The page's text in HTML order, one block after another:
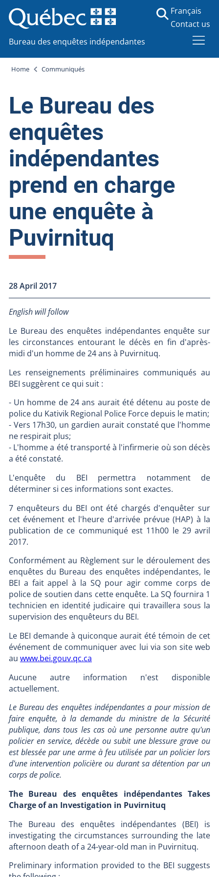
Bureau des enquêtes indépendantes
Français
Contact us
Home Communiqués
Le Bureau des
enquêtes
indépendantes
prend en charge
une enquête à
Puvirnituq
28 April 2017
English will follow
Le Bureau des enquêtes indépendantes enquête sur
les circonstances entourant le décès en fin d'après-
midi d'un homme de 24 ans à Puvirnituq.
Les renseignements préliminaires communiqués au
BEI suggèrent ce qui suit :
- Un homme de 24 ans aurait été détenu au poste de
police du Kativik Regional Police Force depuis le matin;
- Vers 17h30, un gardien aurait constaté que l'homme
ne respirait plus;
- L'homme a été transporté à l'infirmerie où son décès
a été constaté.
L'enquête du BEI permettra notamment de
déterminer si ces informations sont exactes.
7 enquêteurs du BEI ont été chargés d'enquêter sur
cet événement et l'heure d'arrivée prévue (HAP) à la
publication de ce communiqué est 11h00 le 29 avril
2017.
Conformément au Règlement sur le déroulement des
enquêtes du Bureau des enquêtes indépendantes, le
BEI a fait appel à la SQ pour agir comme corps de
police de soutien dans cette enquête. La SQ fournira 1
technicien en identité judicaire qui travaillera sous la
supervision des enquêteurs du BEI.
Le BEI demande à quiconque aurait été témoin de cet
événement de communiquer avec lui via son site web
au www.bei.gouv.qc.ca
Aucune autre information n'est disponible
actuellement.
Le Bureau des enquêtes indépendantes a pour mission de
faire enquête, à la demande du ministre de la Sécurité
publique, dans tous les cas où une personne autre qu'un
policier en service, décède ou subit une blessure grave ou
est blessée par une arme à feu utilisée par un policier lors
d'une intervention policière ou durant sa détention par un
corps de police.
The Bureau des enquêtes indépendantes Takes
Charge of an Investigation in Puvirnituq
The Bureau des enquêtes indépendantes (BEI) is
investigating the circumstances surrounding the late
afternoon death of a 24-year-old man in Puvirnituq.
Preliminary information provided to the BEI suggests